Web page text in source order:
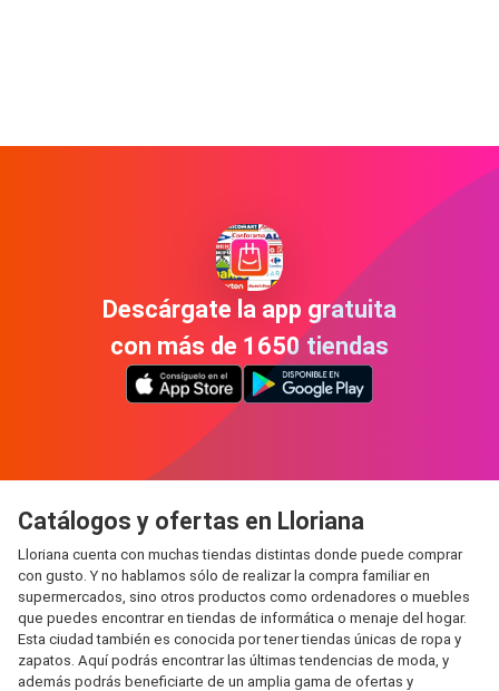
Descárgate la app gratuita
con más de 1650 tiendas
Catálogos y ofertas en Lloriana
Lloriana cuenta con muchas tiendas distintas donde puede comprar
con gusto. Y no hablamos sólo de realizar la compra familiar en
supermercados, sino otros productos como ordenadores o muebles
que puedes encontrar en tiendas de informática o menaje del hogar.
Esta ciudad también es conocida por tener tiendas únicas de ropa y
zapatos. Aquí podrás encontrar las últimas tendencias de moda, y
además podrás beneficiarte de un amplia gama de ofertas y